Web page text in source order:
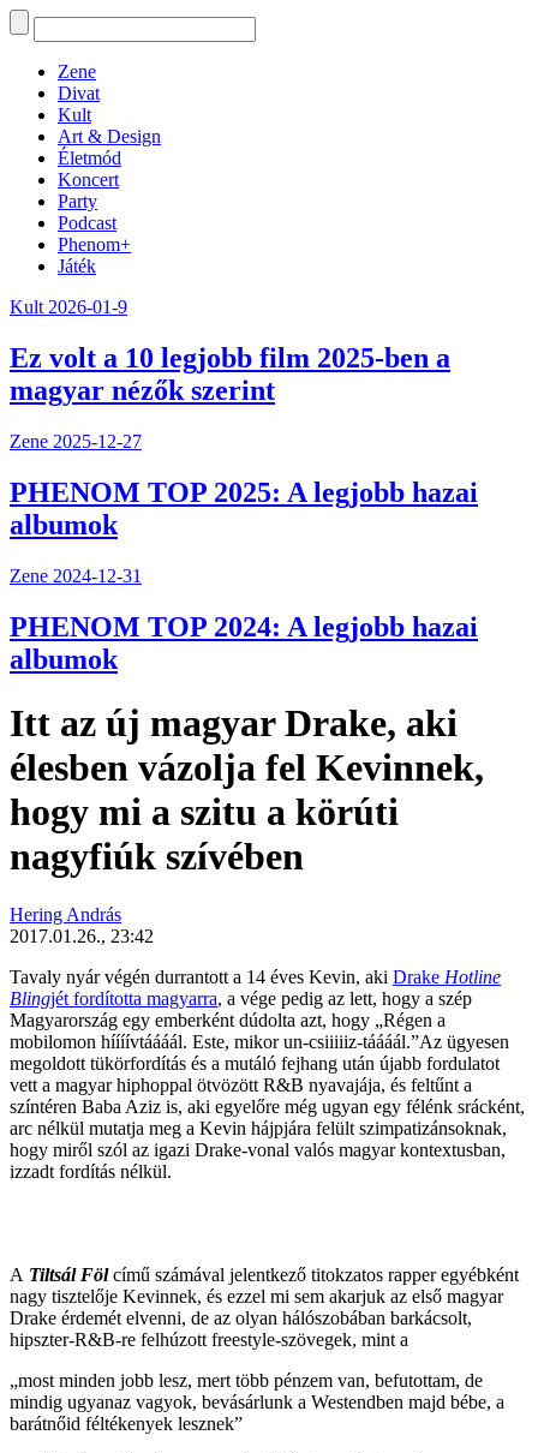
Zene
Divat
Kult
Art & Design
Életmód
Koncert
Party
Podcast
Phenom+
Játék
Kult 2026-01-9
Ez volt a 10 legjobb film 2025-ben a
magyar nézők szerint
Zene 2025-12-27
PHENOM TOP 2025: A legjobb hazai
albumok
Zene 2024-12-31
PHENOM TOP 2024: A legjobb hazai
albumok
Itt az új magyar Drake, aki
élesben vázolja fel Kevinnek,
hogy mi a szitu a körúti
nagyfiúk szívében
Hering András
2017.01.26., 23:42
Tavaly nyár végén durrantott a 14 éves Kevin, aki Drake Hotline
Blingjét fordította magyarra, a vége pedig az lett, hogy a szép
Magyarország egy emberként dúdolta azt, hogy „Régen a
mobilomon híííívtáááál. Este, mikor un-csiiiiiz-táááál.”Az ügyesen
megoldott tükörfordítás és a mutáló fejhang után újabb fordulatot
vett a magyar hiphoppal ötvözött R&B nyavajája, és feltűnt a
színtéren Baba Aziz is, aki egyelőre még ugyan egy félénk srácként,
arc nélkül mutatja meg a Kevin hájpjára felült szimpatizánsoknak,
hogy miről szól az igazi Drake-vonal valós magyar kontextusban,
izzadt fordítás nélkül.
A Tiltsál Föl című számával jelentkező titokzatos rapper egyébként
nagy tisztelője Kevinnek, és ezzel mi sem akarjuk az első magyar
Drake érdemét elvenni, de az olyan hálószobában barkácsolt,
hipszter-R&B-re felhúzott freestyle-szövegek, mint a
„most minden jobb lesz, mert több pénzem van, befutottam, de
mindig ugyanaz vagyok, bevásárlunk a Westendben majd bébe, a
barátnőid féltékenyek lesznek”